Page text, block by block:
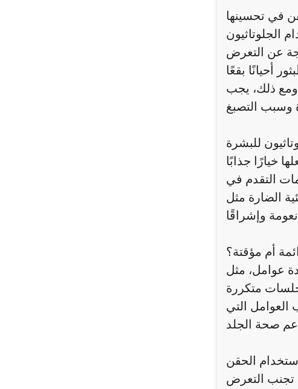
في تحسينها
الجلوتاثيون
عن التعرض
أحيانًا بقعًا
ومع ذلك، يجب
للبشرة
خيارًا جذابًا
التقدم في
الضارة مثل
أم مؤقتة؟
عوامل، مثل
جلسات متكررة
التي
الحقن
تجنب التعرض